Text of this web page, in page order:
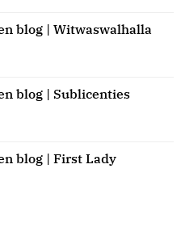
blog | Witwaswalhalla
blog | Sublicenties
blog | First Lady